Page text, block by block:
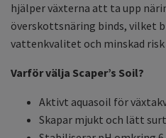
hjälper växterna att ta upp
överskottsnäring binds, vilket
vattenkvalitet och minskad
Varför välja Scaper’s Soil?
Aktivt aquasoil för
Skapar mjukt och lätt